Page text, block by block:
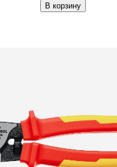
В корзину